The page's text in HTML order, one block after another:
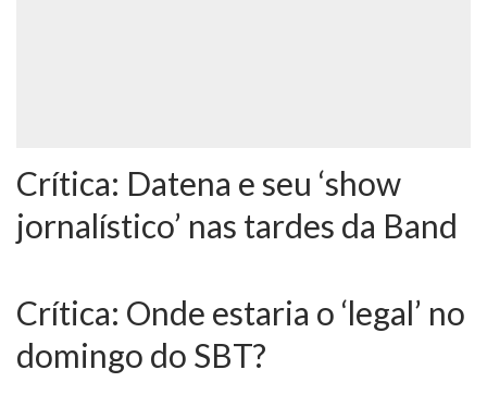
Crítica: Datena e seu ‘show
jornalístico’ nas tardes da Band
Crítica: Onde estaria o ‘legal’ no
domingo do SBT?